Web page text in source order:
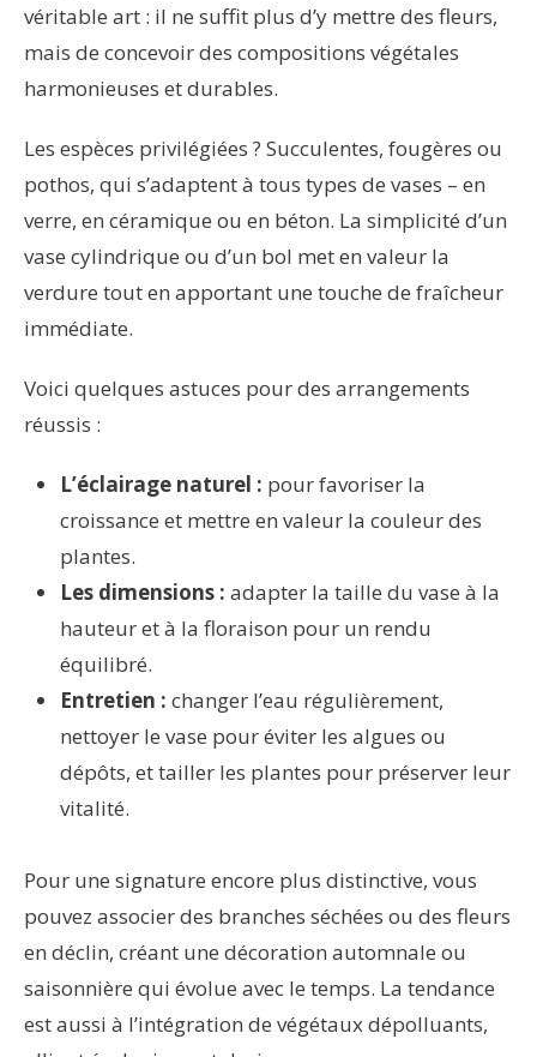
véritable art : il ne suffit plus d’y mettre des fleurs,
mais de concevoir des compositions végétales
harmonieuses et durables.
Les espèces privilégiées ? Succulentes, fougères ou
pothos, qui s’adaptent à tous types de vases – en
verre, en céramique ou en béton. La simplicité d’un
vase cylindrique ou d’un bol met en valeur la
verdure tout en apportant une touche de fraîcheur
immédiate.
Voici quelques astuces pour des arrangements
réussis :
L’éclairage naturel : pour favoriser la
croissance et mettre en valeur la couleur des
plantes.
Les dimensions : adapter la taille du vase à la
hauteur et à la floraison pour un rendu
équilibré.
Entretien : changer l’eau régulièrement,
nettoyer le vase pour éviter les algues ou
dépôts, et tailler les plantes pour préserver leur
vitalité.
Pour une signature encore plus distinctive, vous
pouvez associer des branches séchées ou des fleurs
en déclin, créant une décoration automnale ou
saisonnière qui évolue avec le temps. La tendance
est aussi à l’intégration de végétaux dépolluants,